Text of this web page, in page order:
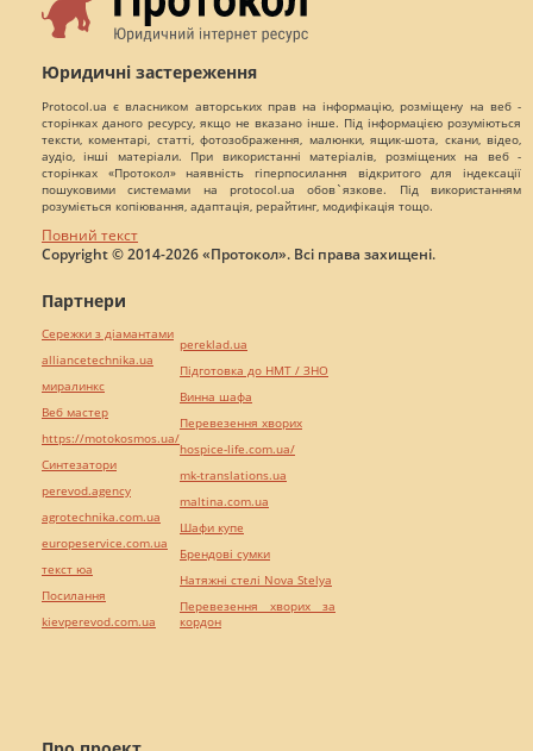
Юридичні застереження
Protocol.ua є власником авторських прав на інформацію, розміщену на веб -
сторінках даного ресурсу, якщо не вказано інше. Під інформацією розуміються
тексти, коментарі, статті, фотозображення, малюнки, ящик-шота, скани, відео,
аудіо, інші матеріали. При використанні матеріалів, розміщених на веб -
сторінках «Протокол» наявність гіперпосилання відкритого для індексації
пошуковими системами на protocol.ua обов`язкове. Під використанням
розуміється копіювання, адаптація, рерайтинг, модифікація тощо.
Повний текст
Copyright © 2014-2026 «Протокол». Всі права захищені.
Партнери
Сережки з діамантами
alliancetechnika.ua
миралинкс
Веб мастер
https://motokosmos.ua/
Синтезатори
perevod.agency
agrotechnika.com.ua
europeservice.com.ua
текст юа
Посилання
kievperevod.com.ua
pereklad.ua
Підготовка до НМТ / ЗНО
Винна шафа
Перевезення хворих
hospice-life.com.ua/
mk-translations.ua
maltina.com.ua
Шафи купе
Брендові сумки
Натяжні стелі Nova Stelya
Перевезення хворих за
кордон